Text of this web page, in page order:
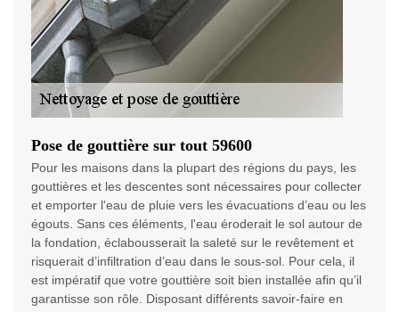
Pose de gouttière sur tout 59600
Pour les maisons dans la plupart des régions du pays, les
gouttières et les descentes sont nécessaires pour collecter
et emporter l'eau de pluie vers les évacuations d’eau ou les
égouts. Sans ces éléments, l'eau éroderait le sol autour de
la fondation, éclabousserait la saleté sur le revêtement et
risquerait d’infiltration d’eau dans le sous-sol. Pour cela, il
est impératif que votre gouttière soit bien installée afin qu’il
garantisse son rôle. Disposant différents savoir-faire en